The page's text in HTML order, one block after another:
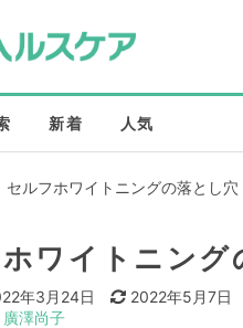
新着 人気
セルフホワイトニングの落とし穴
ワイトニング
年3月24日
2022年5月7日
澤尚子